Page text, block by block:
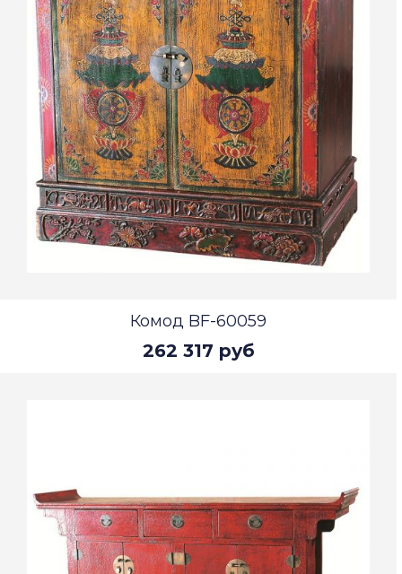
Комод BF-60059
262 317 руб